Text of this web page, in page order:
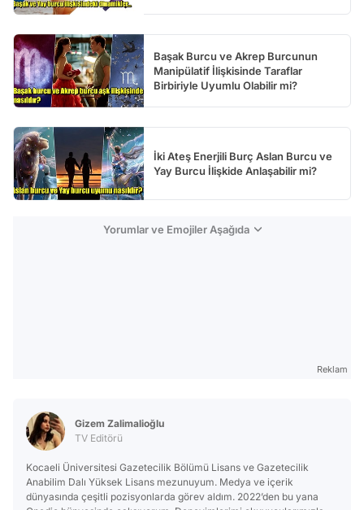
Başak Burcu ve Akrep Burcunun
Manipülatif İlişkisinde Taraflar
Birbiriyle Uyumlu Olabilir mi?
İki Ateş Enerjili Burç Aslan Burcu ve
Yay Burcu İlişkide Anlaşabilir mi?
Yorumlar ve Emojiler Aşağıda
Reklam
Gizem Zalimalioğlu
TV Editörü
Kocaeli Üniversitesi Gazetecilik Bölümü Lisans ve Gazetecilik
Anabilim Dalı Yüksek Lisans mezunuyum. Medya ve içerik
dünyasında çeşitli pozisyonlarda görev aldım. 2022’den bu yana